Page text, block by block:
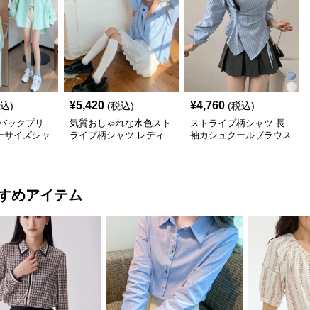
)
ックプリ
サイズシャ
¥5,420 (税込)
気質おしゃれな水色スト
ライプ柄シャツ レディ
¥4,760 (税込)
ストライプ柄シャツ 長
袖カシュクールブラウス
めアイテム